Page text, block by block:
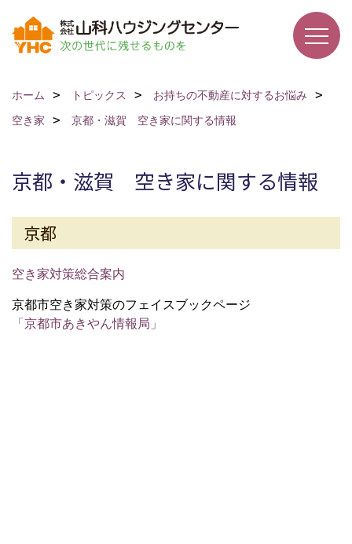
ホーム トピックス
お持ちの不動産に対するお悩み
空き家
京都・滋賀 空き家に関する情報
京都・滋賀 空き家に関する情報
京都
空き家対策総合案内
京都市空き家対策のフェイスブックページ
「京都市あきやん情報局」